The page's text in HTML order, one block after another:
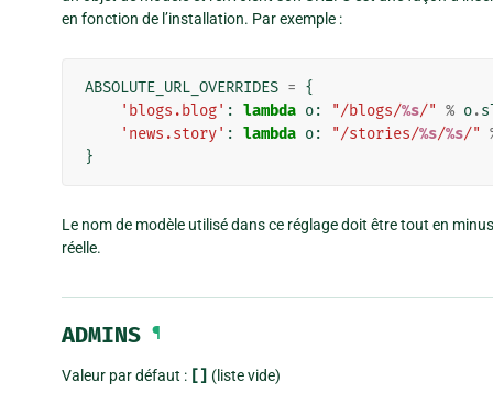
en fonction de l’installation. Par exemple :
ABSOLUTE_URL_OVERRIDES = {
'blogs.blog' : lambda o: "/blogs/%s/" % o.
'news.story' : lambda o: "/stories/%s/%s/"
}
Le nom de modèle utilisé dans ce réglage doit être tout en
réelle.
ADMINS ¶
Valeur par défaut : [] (liste vide)